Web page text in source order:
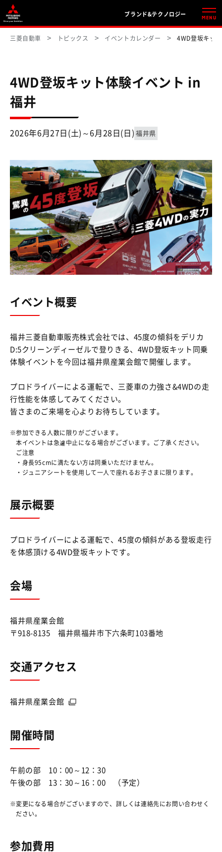
ブランド&テクノロジー
MENU
三菱自動車 トピックス イベントカレンダー 4WD登坂キッ
4WD登坂キット体験イベント in
福井
2026年6月27日(土)～6月28日(日) 福井県
イベント概要
福井三菱自動車販売株式会社では、45度の傾斜をデリカ
D:5クリーンディーゼルで登りきる、4WD登坂キット同乗
体験イベントを今回は福井県産業会館で開催します。
プロドライバーによる運転で、三菱車の力強さ&4WDの走
行性能を体感してみてください。
皆さまのご来場を心よりお待ちしています。
参加できる人数に限りがございます。
本イベントは急遽中止になる場合がございます。ご了承ください。
ご注意
・身長95cmに満たない方は同乗いただけません。
・ジュニアシートを使用して一人で座れるお子さまに限ります。
展示概要
プロドライバーによる運転で、45度の傾斜がある登坂走行
を体感頂ける4WD登坂キットです。
会場
福井県産業会館
〒918-8135 福井県福井市下六条町103番地
交通アクセス
福井県産業会館
開催時間
午前の部 10：00～12：30
午後の部 13：30～16：00 （予定）
変更になる場合がございますので、詳しくは連絡先にお問い合わせく
ださい。
参加費用